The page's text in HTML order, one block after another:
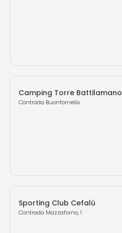
Camping Torre Battilamano
Contrada Buonfornello
Sporting Club Cefalù
Contrada Mazzaforno, 1